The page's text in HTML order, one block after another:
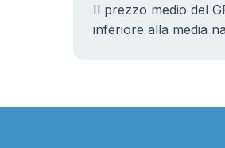
Il prezzo medio del
inferiore alla media